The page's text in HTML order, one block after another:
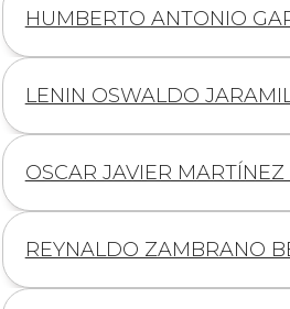
Información
HUMBERTO ANTONIO
Información
LENIN OSWALDO
Información
OSCAR JAVIER
Información
REYNALDO ZAMBRANO